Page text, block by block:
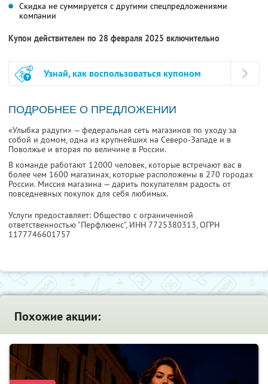
Скидка не суммируется с другими спецпредложениями
компании
Купон действителен по 28 февраля 2025 включительно
Узнай, как воспользоваться купоном
ПОДРОБНЕЕ О ПРЕДЛОЖЕНИИ
«Улыбка радуги» — федеральная сеть магазинов по уходу за
собой и домом, одна из крупнейших на Северо-Западе и в
Поволжье и вторая по величине в России.
В команде работают 12000 человек, которые встречают вас в
более чем 1600 магазинах, которые расположены в 270 городах
России. Миссия магазина — дарить покупателям радость от
повседневных покупок для себя любимых.
Услуги предоставляет: Общество с ограниченной
ответственностью "Перфлюенс", ИНН 7725380313, ОГРН
1177746601757
Похожие акции: